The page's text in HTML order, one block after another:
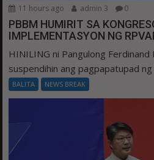
11 hours ago admin 3 0
PBBM HUMIRIT SA
IMPLEMENTASYON NG
HINILING ni Pangulong
suspendihin ang pagpapatupad
BALITA NEWS BREAK